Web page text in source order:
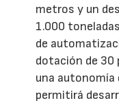
metros y un
1.000
de
dotación de 30
una autonomía
permitirá